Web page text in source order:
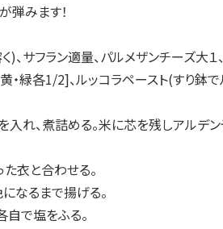
弾みます！
サフラン適量、パルメザンチーズ大１
・緑各1/2]、ルッコラペースト(すり鉢
れ、煮詰める。米に芯を残しアルデ
衣と合わせる。
なるまで揚げる。
自で塩をふる。